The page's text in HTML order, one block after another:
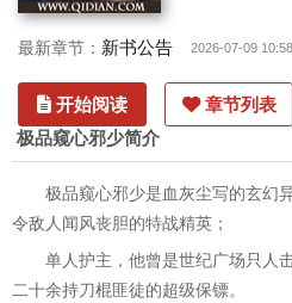
最新章节： 新书公告 2026-07-09
开始阅读 章节列表
极品窥心邪少简介
极品窥心邪少是血灰尘写的玄幻
令敌人闻风丧胆的特战精英；
单人护主，他曾是世纪广场只人
二十余持刀棍匪徒的超级保镖。